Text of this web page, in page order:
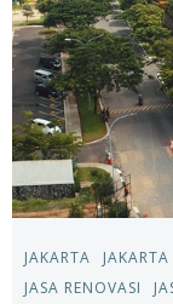
JAKARTA
JASA RENOVASI